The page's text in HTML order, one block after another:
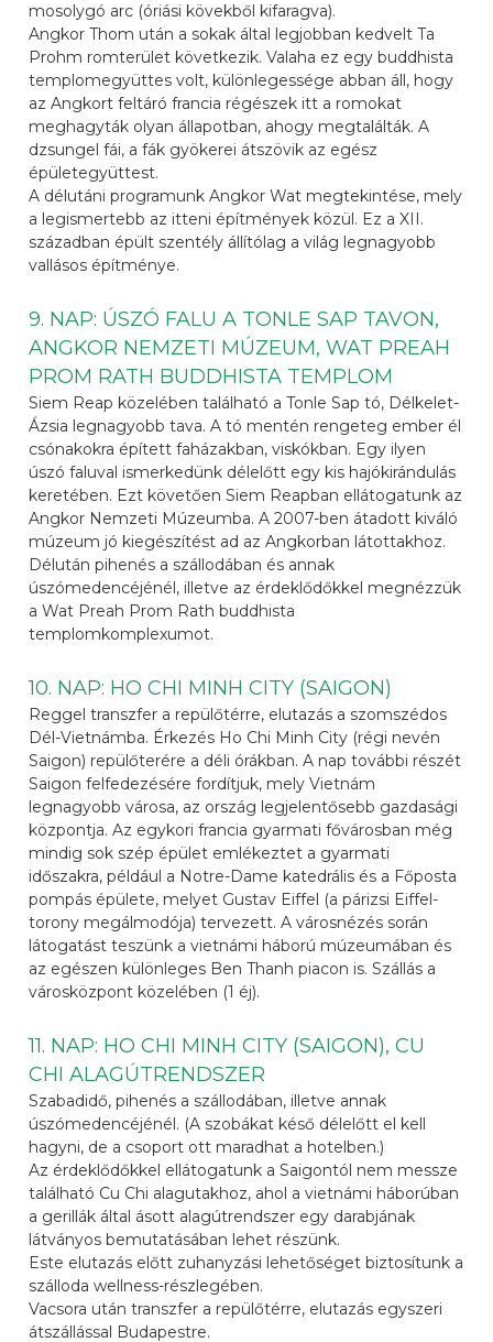
mosolygó arc (óriási kövekből kifaragva).
Angkor Thom után a sokak által legjobban kedvelt Ta
Prohm romterület következik. Valaha ez egy buddhista
templomegyüttes volt, különlegessége abban áll, hogy
az Angkort feltáró francia régészek itt a romokat
meghagyták olyan állapotban, ahogy megtalálták. A
dzsungel fái, a fák gyökerei átszövik az egész
épületegyüttest.
A délutáni programunk Angkor Wat megtekintése, mely
a legismertebb az itteni építmények közül. Ez a XII.
században épült szentély állítólag a világ legnagyobb
vallásos építménye.
9. NAP: ÚSZÓ FALU A TONLE SAP TAVON,
ANGKOR NEMZETI MÚZEUM, WAT PREAH
PROM RATH BUDDHISTA TEMPLOM
Siem Reap közelében található a Tonle Sap tó, Délkelet-
Ázsia legnagyobb tava. A tó mentén rengeteg ember él
csónakokra épített faházakban, viskókban. Egy ilyen
úszó faluval ismerkedünk délelőtt egy kis hajókirándulás
keretében. Ezt követően Siem Reapban ellátogatunk az
Angkor Nemzeti Múzeumba. A 2007-ben átadott kiváló
múzeum jó kiegészítést ad az Angkorban látottakhoz.
Délután pihenés a szállodában és annak
úszómedencéjénél, illetve az érdeklődőkkel megnézzük
a Wat Preah Prom Rath buddhista
templomkomplexumot.
10. NAP: HO CHI MINH CITY (SAIGON)
Reggel transzfer a repülőtérre, elutazás a szomszédos
Dél-Vietnámba. Érkezés Ho Chi Minh City (régi nevén
Saigon) repülőterére a déli órákban. A nap további részét
Saigon felfedezésére fordítjuk, mely Vietnám
legnagyobb városa, az ország legjelentősebb gazdasági
központja. Az egykori francia gyarmati fővárosban még
mindig sok szép épület emlékeztet a gyarmati
időszakra, például a Notre-Dame katedrális és a Főposta
pompás épülete, melyet Gustav Eiffel (a párizsi Eiffel-
torony megálmodója) tervezett. A városnézés során
látogatást teszünk a vietnámi háború múzeumában és
az egészen különleges Ben Thanh piacon is. Szállás a
városközpont közelében (1 éj).
11. NAP: HO CHI MINH CITY (SAIGON), CU
CHI ALAGÚTRENDSZER
Szabadidő, pihenés a szállodában, illetve annak
úszómedencéjénél. (A szobákat késő délelőtt el kell
hagyni, de a csoport ott maradhat a hotelben.)
Az érdeklődőkkel ellátogatunk a Saigontól nem messze
található Cu Chi alagutakhoz, ahol a vietnámi háborúban
a gerillák által ásott alagútrendszer egy darabjának
látványos bemutatásában lehet részünk.
Este elutazás előtt zuhanyzási lehetőséget biztosítunk a
szálloda wellness-részlegében.
Vacsora után transzfer a repülőtérre, elutazás egyszeri
átszállással Budapestre.